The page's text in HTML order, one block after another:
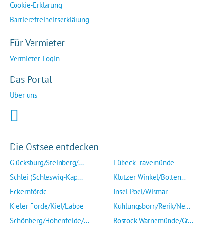
Cookie-Erklärung
Barrierefreiheitserklärung
Für Vermieter
Vermieter-Login
Das Portal
Über uns
Die Ostsee entdecken
Glücksburg/Steinberg/...
Schlei (Schleswig-Kap...
Eckernförde
Kieler Förde/Kiel/Laboe
Schönberg/Hohenfelde/...
Lübeck-Travemünde
Klützer Winkel/Bolten...
Insel Poel/Wismar
Kühlungsborn/Rerik/Ne...
Rostock-Warnemünde/Gr...